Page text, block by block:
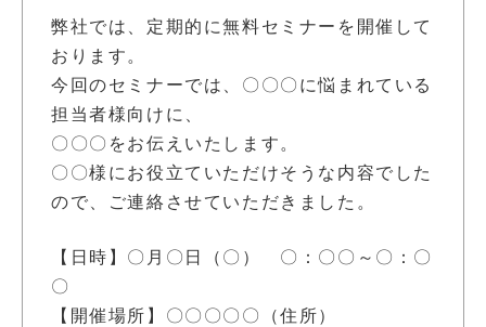
弊社では、定期的に無料セミナーを開催して
おります。
今回のセミナーでは、〇〇〇に悩まれている
担当者様向けに、
〇〇〇をお伝えいたします。
〇〇様にお役立ていただけそうな内容でした
ので、ご連絡させていただきました。
【日時】〇月〇日（〇） 〇：〇〇～〇：〇
〇
【開催場所】〇〇〇〇〇（住所）